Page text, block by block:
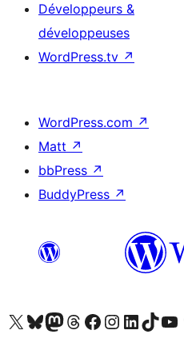
Développeurs &
développeuses
WordPress.tv ↗
WordPress.com ↗
Matt ↗
bbPress ↗
BuddyPress ↗
Visitez notre compte X (précédemment Twitter)
Visiter notre compte Bluesky
Visiter notre compte Mastodon
Visiter notre compte Threads
Consulter notre compte Facebook
Consulter notre compte
Consulter notre compte
Visiter notre compte
Visiter